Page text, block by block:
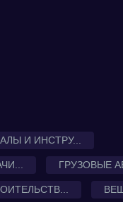
И ИНСТРУ...
ГРУЗОВЫЕ